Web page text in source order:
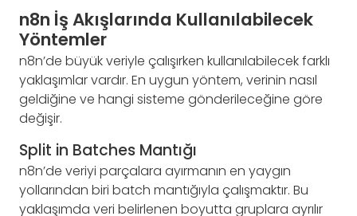
n8n İş Akışlarında Kullanılabilecek
Yöntemler
n8n’de büyük veriyle çalışırken kullanılabilecek farklı
yaklaşımlar vardır. En uygun yöntem, verinin nasıl
geldiğine ve hangi sisteme gönderileceğine göre
değişir.
Split in Batches Mantığı
n8n’de veriyi parçalara ayırmanın en yaygın
yollarından biri batch mantığıyla çalışmaktır. Bu
yaklaşımda veri belirlenen boyutta gruplara ayrılır